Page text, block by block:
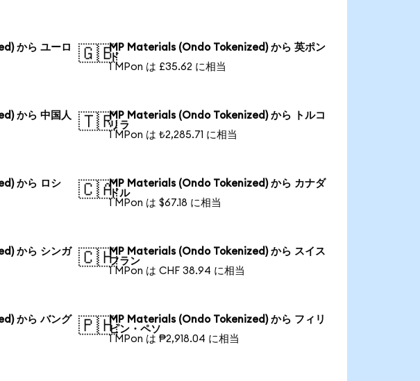
から ユーロ
🇬🇧MP Materials (Ondo Tokenized) から 英ポン
ド
1 MPon は £35.62 に相当
から 中国人
🇹🇷MP Materials (Ondo Tokenized) から トルコ
リラ
1 MPon は ₺2,285.71 に相当
から ロシ
🇨🇦MP Materials (Ondo Tokenized) から カナダ
ドル
1 MPon は $67.18 に相当
から シンガ
🇨🇭MP Materials (Ondo Tokenized) から スイス
フラン
1 MPon は CHF 38.94 に相当
から バング
🇵🇭MP Materials (Ondo Tokenized) から フィリ
ピン・ペソ
1 MPon は ₱2,918.04 に相当